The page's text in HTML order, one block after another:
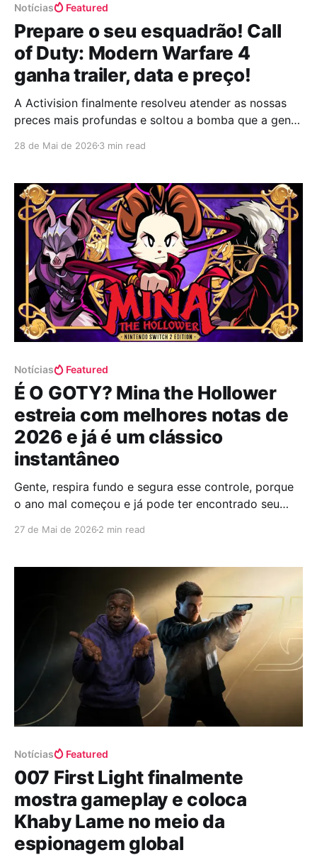
Notícias Featured
Prepare o seu esquadrão! Call
of Duty: Modern Warfare 4
ganha trailer, data e preço!
A Activision finalmente resolveu atender as nossas
preces mais profundas e soltou a bomba que a gente
Modern Warfare 4 foi anunciado oficialmente com
não tá nem um pouco cansada de
28 de Mai de 2026 3 min read
Notícias Featured
É O GOTY? Mina the Hollower
estreia com melhores notas de
2026 e já é um clássico
instantâneo
Gente, respira fundo e segura esse controle, porque
o ano mal começou e já pode ter encontrado seu
simplesmente destruiu a concorrência nos
agregadores de notas. Com
27 de Mai de 2026 2 min read
Notícias Featured
007 First Light finalmente
mostra gameplay e coloca
Khaby Lame no meio da
espionagem global